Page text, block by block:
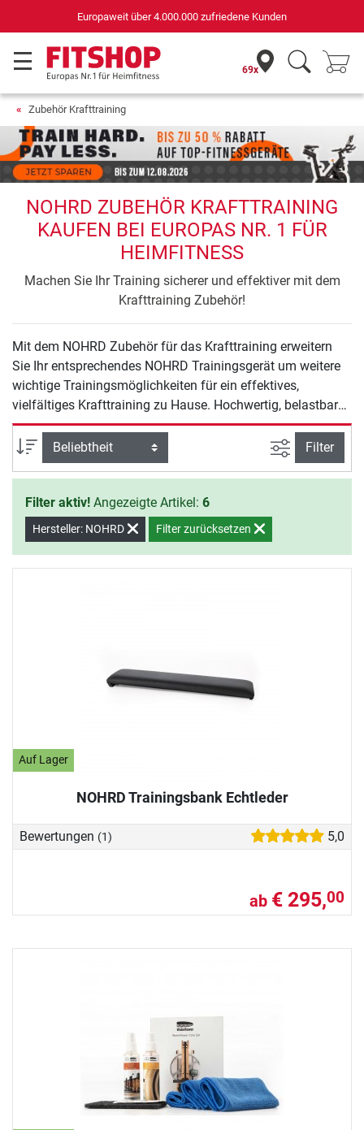
Europaweit über 4.000.000 zufriedene Kunden
69x
Zubehör Krafttraining
NOHRD ZUBEHÖR KRAFTTRAINING
KAUFEN BEI EUROPAS NR. 1 FÜR
HEIMFITNESS
Machen Sie Ihr Training sicherer und effektiver mit dem
Krafttraining Zubehör!
Mit dem NOHRD Zubehör für das Krafttraining erweitern
Sie Ihr entsprechendes NOHRD Trainingsgerät um weitere
wichtige Trainingsmöglichkeiten für ein effektives,
vielfältiges Krafttraining zu Hause. Hochwertig, belastbar
und langlebig: Das NOHRD Zubehör für Ihr Krafttraining
wird Sie überzeugen, denn auch hier verwendet NOHRD
natürliche Materialien und setzt auf Qualität.
Sortierung Ansicht
Filter
Filter aktiv! Angezeigte Artikel: 6
Hersteller: NOHRD Filter zurücksetzen
Auf Lager
NOHRD Trainingsbank Echtleder
Bewertungen (1) 5,0
ab € 295,00